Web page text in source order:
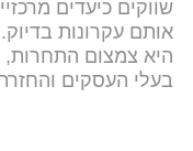
שווקים כיעדים
אותם עקרונות
היא צמצום
בעלי העסקים